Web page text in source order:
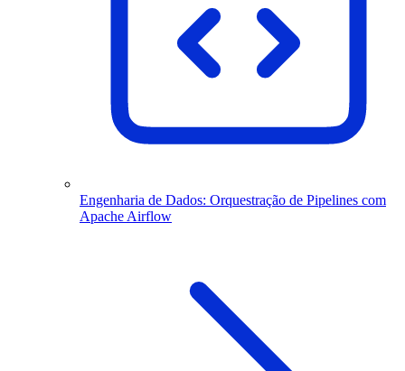
Engenharia de Dados: Orquestração de Pipelines com
Apache Airflow